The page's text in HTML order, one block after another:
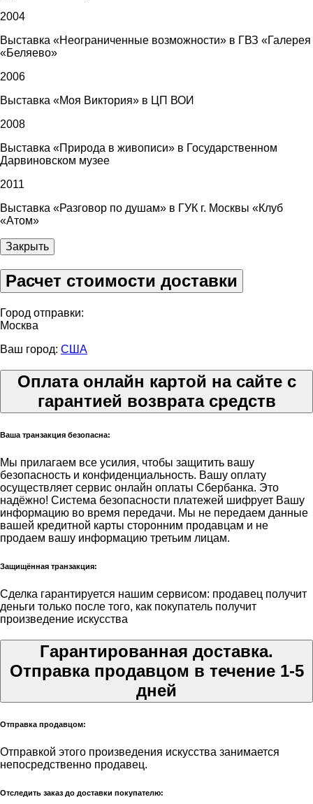
2004
Выставка «Неограниченные возможности» в ГВЗ «Галерея
«Беляево»
2006
Выставка «Моя Виктория» в ЦП ВОИ
2008
Выставка «Природа в живописи» в Государственном
Дарвиновском музее
2011
Выставка «Разговор по душам» в ГУК г. Москвы «Клуб
«Атом»
Закрыть
Расчет стоимости доставки
Город отправки:
Москва
Ваш город: США
Оплата онлайн картой на сайте с
гарантией возврата средств
Ваша транзакция безопасна:
Мы прилагаем все усилия, чтобы защитить вашу
безопасность и конфиденциальность. Вашу оплату
осуществляет сервис онлайн оплаты Сбербанка. Это
надёжно! Система безопасности платежей шифрует Вашу
информацию во время передачи. Мы не передаем данные
вашей кредитной карты сторонним продавцам и не
продаем вашу информацию третьим лицам.
Защищённая транзакция:
Сделка гарантируется нашим сервисом: продавец получит
деньги только после того, как покупатель получит
произведение искусства
Гарантированная доставка.
Отправка продавцом в течение 1-5
дней
Отправка продавцом:
Отправкой этого произведения искусства занимается
непосредственно продавец.
Отследить заказ до доставки покупателю: